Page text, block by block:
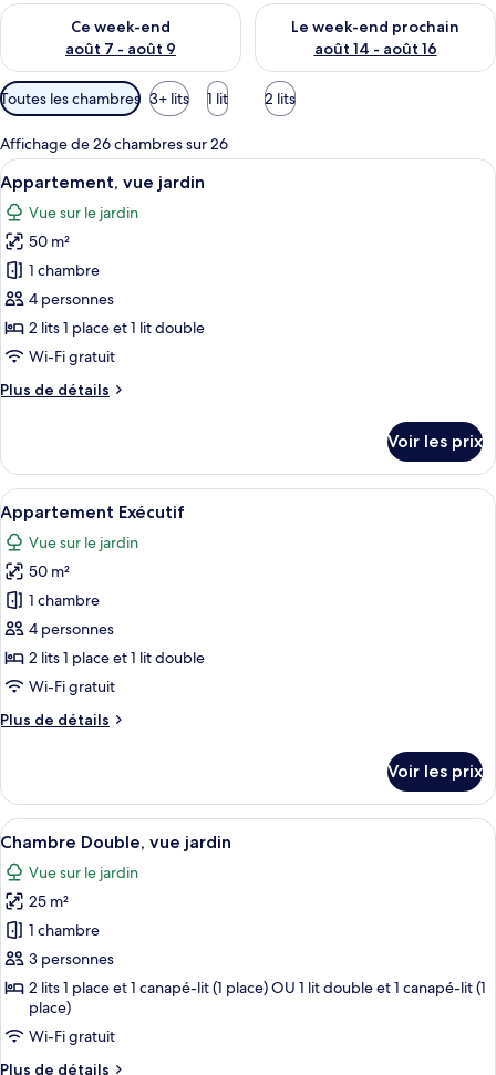
Ce week-end
août 7 - août 9
Vérifier la disponibilité pour ce week-end août 7 - août 9
Le week-end prochain
août 14 - août 16
Vérifier la disponibilité pour
Filtres
disponibles
pour
les
chambres
Toutes les chambres 3+ lits 1 lit 2 lits
Affichage de 26 chambres sur 26
Afficher
toutes
les
photos
pour
ce
type
de
chambre :
Appartement,
Une chambre d’hôtel avec un
6
Appartement, vue jardin
Vue sur le jardin
50 m²
1 chambre
4 personnes
2 lits 1 place et 1 lit double
Wi-Fi gratuit
Plus de détails
Plus
le
type
de
chambre
Appartement,
vue
jardin
Voir les prix
Afficher
toutes
les
photos
pour
ce
type
de
chambre :
Appartement
Une chambre d’hôtel moderne
7
Appartement Exécutif
Vue sur le jardin
50 m²
1 chambre
4 personnes
2 lits 1 place et 1 lit double
Wi-Fi gratuit
Plus de détails
Plus
le
type
de
Appartement
Exécutif
Voir les prix
Afficher
toutes
les
photos
pour
ce
type
chambre :
Chambre
Une chambre d’hôtel avec un
6
Chambre Double, vue jardin
Vue sur le jardin
25 m²
1 chambre
3 personnes
2 lits 1 place et 1 canapé-lit (1 place) OU 1 lit double et 1 canapé-lit (1
place)
Wi-Fi gratuit
Plus de détails
Plus